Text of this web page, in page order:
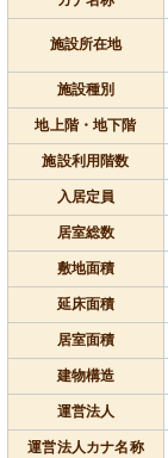
施設所在地
施設種別
地上階・地下階
施設利用階数
入居定員
居室総数
敷地面積
延床面積
居室面積
建物構造
運営法人
運営法人カナ名称